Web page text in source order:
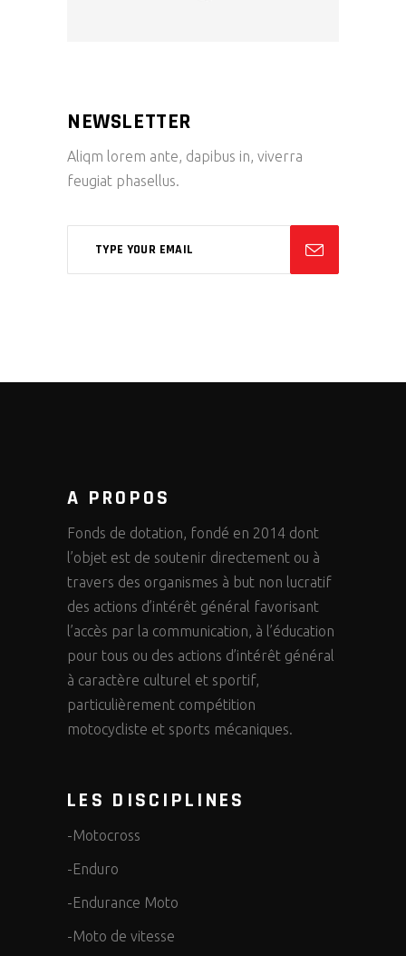
NEWSLETTER
Aliqm lorem ante, dapibus in, viverra
feugiat phasellus.
A PROPOS
Fonds de dotation, fondé en 2014 dont
l’objet est de soutenir directement ou à
travers des organismes à but non lucratif
des actions d’intérêt général favorisant
l’accès par la communication, à l’éducation
pour tous ou des actions d’intérêt général
à caractère culturel et sportif,
particulièrement compétition
motocycliste et sports mécaniques.
LES DISCIPLINES
-Motocross
-Enduro
-Endurance Moto
-Moto de vitesse